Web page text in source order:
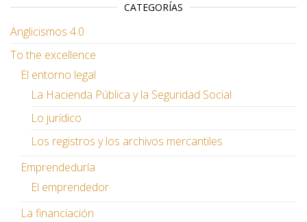
CATEGORÍAS
Anglicismos 4.0
To the excellence
El entorno legal
La Hacienda Pública y la Seguridad Social
Lo jurídico
Los registros y los archivos mercantiles
Emprendeduría
El emprendedor
La financiación